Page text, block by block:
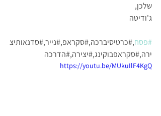
שלכן,
ג'ודיטה
#פסח,#כרטיסיברכה,#סקראפ,#נייר,#סדנאותיצ
ירה,#סקראפבוקינג,#יצירה,#הדרכה
https://youtu.be/MUkuIlF4KgQ